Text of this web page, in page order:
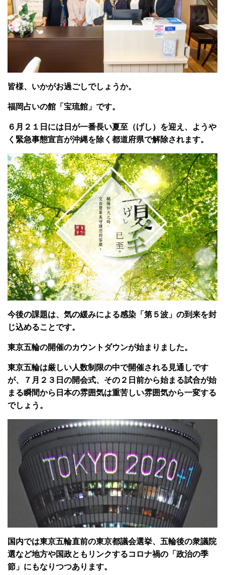
皆様、いかがお過ごしでしょうか。
福岡占いの館「宝琉館」です。
６月２１日には日が一番長い夏至（げし）を迎え、ようや
く緊急事態宣言が沖縄を除く都道府県で解除されます。
今後の課題は、気の緩みによる感染「第５波」の到来を封
じ込めることです。
東京五輪の開催のカウントダウンが始まりました。
東京五輪は厳しい人数制限の中で開催される見通しです
が、７月２３日の開会式、その２日前から始まる試合が始
まる瞬間から日本の雰囲気は重苦しい雰囲気から一変する
でしょう。
国内では東京五輪直前の東京都議会選挙、五輪後の衆議院
選など地方や国政ともリンクするコロナ禍の「政治の季
節」にもなりつつあります。